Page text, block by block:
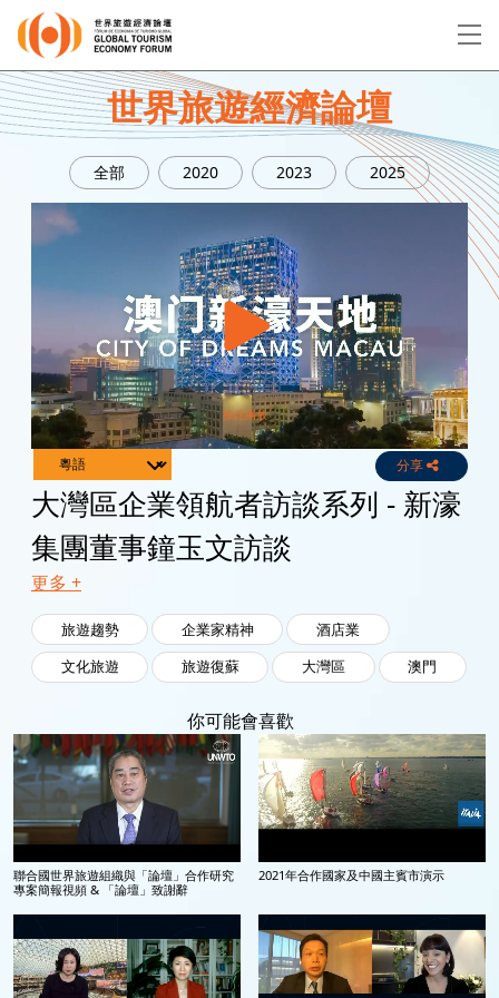
EN 繁 简
關於論壇
論壇議程
演講者
世界旅遊經濟論壇
全部 2020 2023 2025
Channels 分享
大灣區企業領航者訪談系列 - 新濠
集團董事鐘玉文訪談
更多 +
旅遊趨勢 企業家精神
酒店業
文化旅遊
旅遊復蘇 大灣區 澳門
你可能會喜歡
聯合國世界旅遊組織與「論壇」合作研究
專案簡報視頻 & 「論壇」致謝辭
2021年合作國家及中國主賓市演示